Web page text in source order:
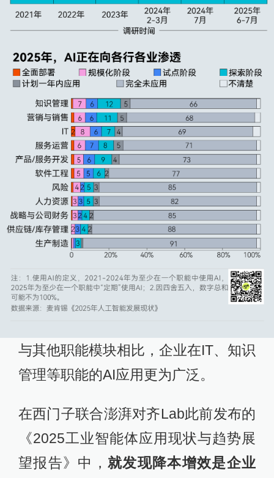
与其他职能模块相比，企业在IT、知识
管理等职能的AI应用更为广泛。
在西门子联合澎湃对齐Lab此前发布的
《2025工业智能体应用现状与趋势展
望报告》中， 就发现降本增效是企业